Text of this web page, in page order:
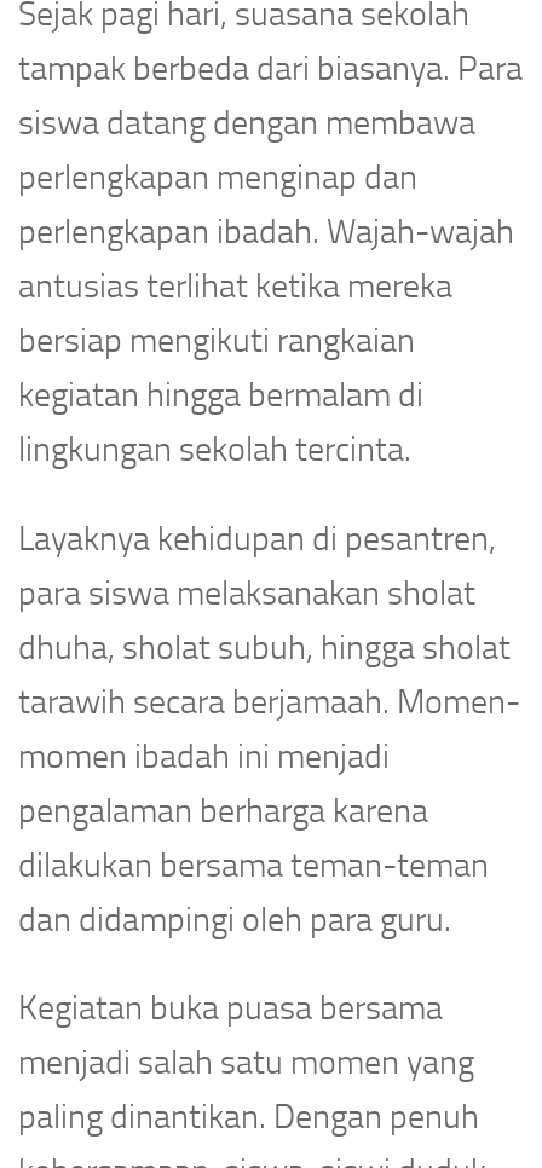
Sejak pagi hari, suasana sekolah
tampak berbeda dari biasanya. Para
siswa datang dengan membawa
perlengkapan menginap dan
perlengkapan ibadah. Wajah-wajah
antusias terlihat ketika mereka
bersiap mengikuti rangkaian
kegiatan hingga bermalam di
lingkungan sekolah tercinta.
Layaknya kehidupan di pesantren,
para siswa melaksanakan sholat
dhuha, sholat subuh, hingga sholat
tarawih secara berjamaah. Momen-
momen ibadah ini menjadi
pengalaman berharga karena
dilakukan bersama teman-teman
dan didampingi oleh para guru.
Kegiatan buka puasa bersama
menjadi salah satu momen yang
paling dinantikan. Dengan penuh